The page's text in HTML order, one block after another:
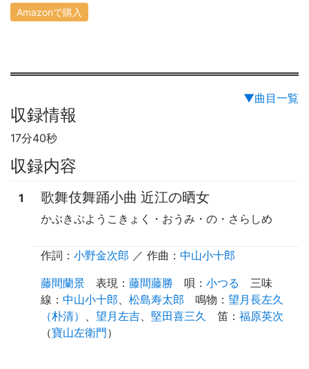
Amazonで購入
▼曲目一覧
収録情報
17分40秒
収録内容
1 歌舞伎舞踊小曲 近江の晒女
かぶきぶようこきょく・おうみ・の・さらしめ
作詞： 小野金次郎 ／ 作曲： 中山小十郎
藤間蘭景
表現 ： 藤間藤勝 唄 ： 小つる
三味
線 ： 中山小十郎、 松島寿太郎 鳴物 ： 望月長左久
（朴清） 、 望月左吉、 堅田喜三久 笛 ： 福原英次
（寶山左衛門）